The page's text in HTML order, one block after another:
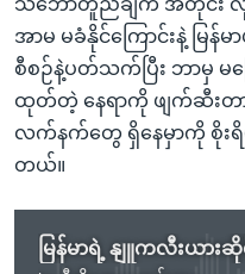
အာမ မခံနိုင်ကြောင်းနဲ့ မ
စီစဉ်နဲ့ပတ်သက်ပြီး ဘာမှ
ထုတ်တဲ့ နေရာကို ဖျက်ဆီး
လက်နက်တွေ ရှိနေမှာကို စိုးရိမ်
တယ်။